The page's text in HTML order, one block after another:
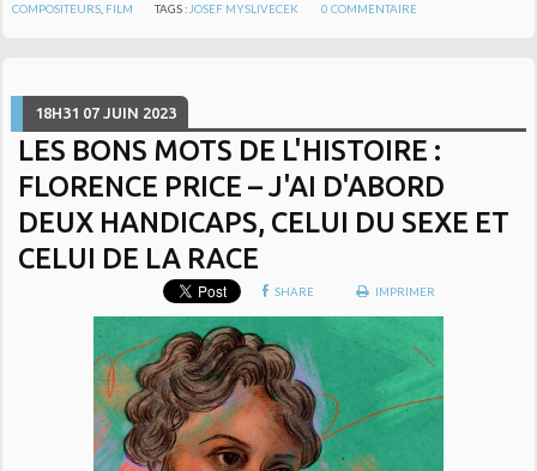
COMPOSITEURS FILM TAGS : JOSEF MYSLIVECEK 0 COMMENTAIRE
18H31 07 JUIN 2023
LES BONS MOTS DE L'HISTOIRE :
FLORENCE PRICE – J'AI D'ABORD
DEUX HANDICAPS, CELUI DU SEXE ET
CELUI DE LA RACE
SHARE IMPRIMER